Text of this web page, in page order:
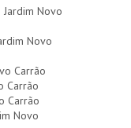
Novo
Novo
Carrão
Carrão
Carrão
Novo